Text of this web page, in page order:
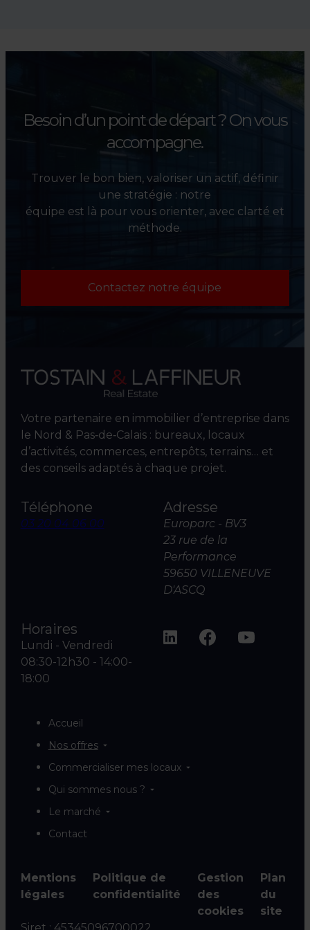
l’évaluation et la valorisation
Besoin d’un point de départ ?On vous
accompagne.
Trouver le bon bien, valoriser un actif, définir
une stratégie : notre
équipe est là pour vous orienter, avec clarté et
méthode.
Contactez notre équipe
Votre partenaire en immobilier d’entreprise dans
le Nord & Pas‑de‑Calais : bureaux, locaux
d’activités, commerces, entrepôts, terrains… et
des conseils adaptés à chaque projet.
Téléphone
03 20 04 06 00
Adresse
Europarc - BV3
23 rue de la
Performance
59650 VILLENEUVE
D'ASCQ
Horaires
Lundi - Vendredi
08:30-12h30 - 14:00-
18:00
Accueil
Nos offres
Commercialiser mes locaux
Qui sommes nous ?
Le marché
Contact
Mentions
légales
Politique de
confidentialité
Gestion
des
cookies
Plan
du
site